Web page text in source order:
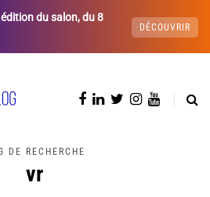
du salon, du 8
DÉCOUVRIR
DE RECHERCHE
vr